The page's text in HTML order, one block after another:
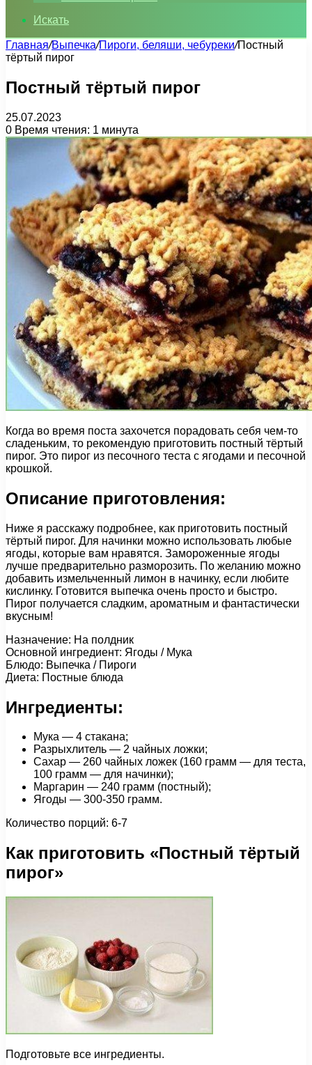
Искать
Главная/Выпечка/Пироги, беляши, чебуреки/Постный
тёртый пирог
Постный тёртый пирог
25.07.2023
0 Время чтения: 1 минута
Когда во время поста захочется порадовать себя чем-то
сладеньким, то рекомендую приготовить постный тёртый
пирог. Это пирог из песочного теста с ягодами и песочной
крошкой.
Описание приготовления:
Ниже я расскажу подробнее, как приготовить постный
тёртый пирог. Для начинки можно использовать любые
ягоды, которые вам нравятся. Замороженные ягоды
лучше предварительно разморозить. По желанию можно
добавить измельченный лимон в начинку, если любите
кислинку. Готовится выпечка очень просто и быстро.
Пирог получается сладким, ароматным и фантастически
вкусным!
Назначение: На полдник
Основной ингредиент: Ягоды / Мука
Блюдо: Выпечка / Пироги
Диета: Постные блюда
Ингредиенты:
Мука — 4 стакана;
Разрыхлитель — 2 чайных ложки;
Сахар — 260 чайных ложек (160 грамм — для теста,
100 грамм — для начинки);
Маргарин — 240 грамм (постный);
Ягоды — 300-350 грамм.
Количество порций: 6-7
Как приготовить «Постный тёртый
пирог»
Подготовьте все ингредиенты.